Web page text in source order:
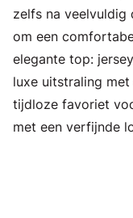
zelfs na veelvuldig
om een
elegante top:
luxe uitstraling met
tijdloze favoriet
met een verfijnde